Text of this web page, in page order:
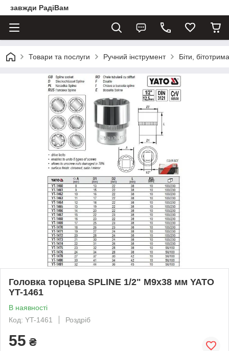
завжди РадіВам
Товари та послуги Ручний інструмент Біти,
Головка торцева SPLINE 1/2" M9х38 мм YATO
YT-1461
В наявності
Код: YT-1461
Роздріб
55 ₴